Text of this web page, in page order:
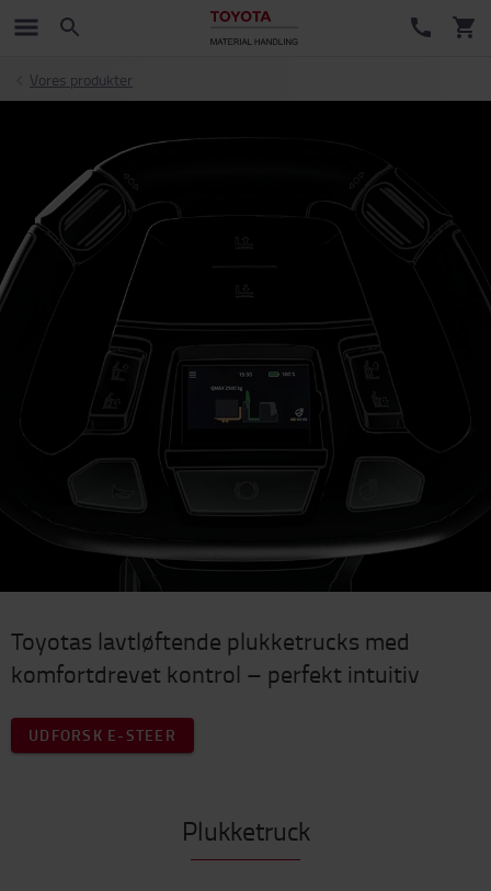
Vores produkter
Toyotas lavtløftende plukketrucks med
komfortdrevet kontrol – perfekt intuitiv
UDFORSK E-STEER
Plukketruck